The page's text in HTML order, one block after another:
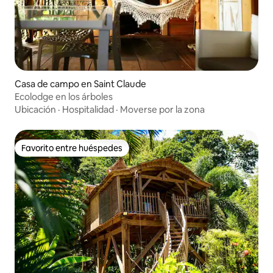
Casa de campo en Saint Claude
Ecolodge en los árboles
Ubicación · Hospitalidad · Moverse por la zona
Favorito entre huéspedes
Favorito entre huéspedes